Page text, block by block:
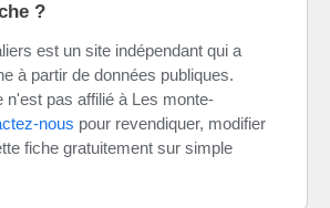
?
est un site indépendant qui a
à partir de données publiques.
n'est pas affilié à Les monte-
nous pour revendiquer, modifier
fiche gratuitement sur simple